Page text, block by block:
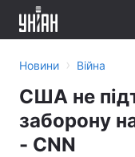
Новини › Війна
США не
заборону
- CNN